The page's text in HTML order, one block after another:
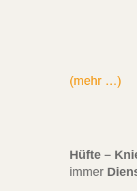
(mehr …)
Hüfte –
immer